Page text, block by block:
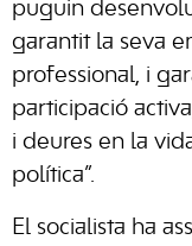
puguin
garantit la seva
professional, i
participació
i deures en la
política”.
El socialista ha